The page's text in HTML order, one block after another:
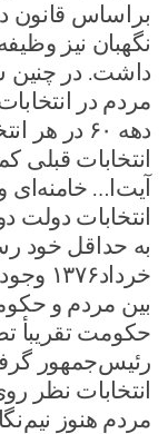
براساس قانون
نگهبان نیز
داشت. در چنین
مردم در
دهه ۶۰ در
انتخابات قبلی
آیت‌ا…
انتخابات
به حداقل خود
بین مردم و
حکومت تقریبأ
رئیس‌جمهور
انتخابات نظر
مردم هنوز